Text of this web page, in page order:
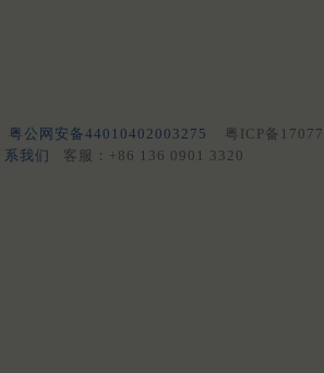
粤公网安备44010402003275 粤ICP备
系我们
客服：+86 136 0901 3320